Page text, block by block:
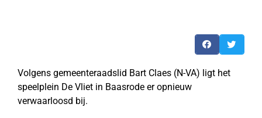
Volgens gemeenteraadslid Bart Claes (N-VA) ligt het
speelplein De Vliet in Baasrode er opnieuw
verwaarloosd bij.